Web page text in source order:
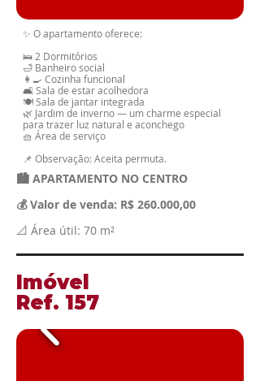
✨ O apartamento oferece:
🛌 2 Dormitórios
🛁 Banheiro social
👩‍🍳 Cozinha funcional
🛋️ Sala de estar acolhedora
🍽️ Sala de jantar integrada
🌿 Jardim de inverno — um charme especial
para trazer luz natural e aconchego
🧺 Área de serviço
📌 Observação: Aceita permuta.
🏙️ APARTAMENTO NO CENTRO
💰 Valor de venda: R$ 260.000,00
📐 Área útil: 70 m²
​Imóvel
​Ref. 157